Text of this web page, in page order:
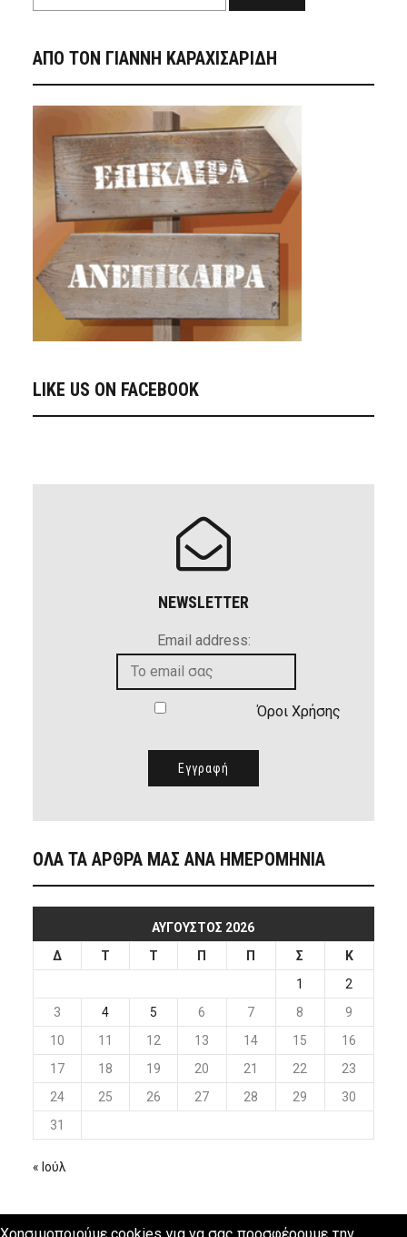
ΑΠΟ ΤΟΝ ΓΙΑΝΝΗ ΚΑΡΑΧΙΣΑΡΙΔΗ
LIKE US ON FACEBOOK
NEWSLETTER
Email address:
Όροι Χρήσης
ΟΛΑ ΤΑ ΑΡΘΡΑ ΜΑΣ ΑΝΑ ΗΜΕΡΟΜΗΝΙΑ
ΑΎΓΟΥΣΤΟΣ 2026
Δ
Τ Τ Π Π Σ
Κ
1
2
3
4 5 6 7 8
9
10
11 12 13 14 15
16
17
18 19 20 21 22
23
24
25 26 27 28 29
30
31
« Ιούλ